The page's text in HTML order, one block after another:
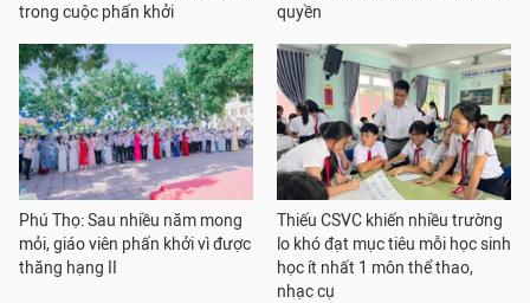
trong cuộc phấn khởi
quyền
Phú Thọ: Sau nhiều năm mong
mỏi, giáo viên phấn khởi vì được
thăng hạng II
Thiếu CSVC khiến nhiều trường
lo khó đạt mục tiêu mỗi học sinh
học ít nhất 1 môn thể thao,
nhạc cụ